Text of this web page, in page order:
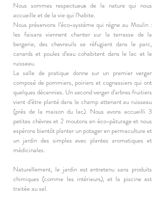
Nous sommes respectueux de la nature qui nous
accueille et de la vie qui l’habite.
Nous préservons l’éco-système qui règne au Moulin :
les faisans viennent chanter sur la terrasse de la
bergerie, des chevreuils se réfugient dans le parc,
canards et poules d’eau cohabitent dans le lac et le
ruisseau.
La salle de pratique donne sur un premier verger
composé de pommiers, poiriers et cognassiers qui ont
quelques décennies. Un second verger d’arbres fruitiers
vient d’être planté dans le champ attenant au ruisseau
(près de la maison du lac). Nous avons accueilli 3
petites chèvres et 2 moutons en éco-pâturage et nous
espérons bientôt planter un potager en permaculture et
un jardin des simples avec plantes aromatiques et
médicinales.
Naturellement, le jardin est entretenu sans produits
chimiques (comme les intérieurs), et la piscine est
traitée au sel.